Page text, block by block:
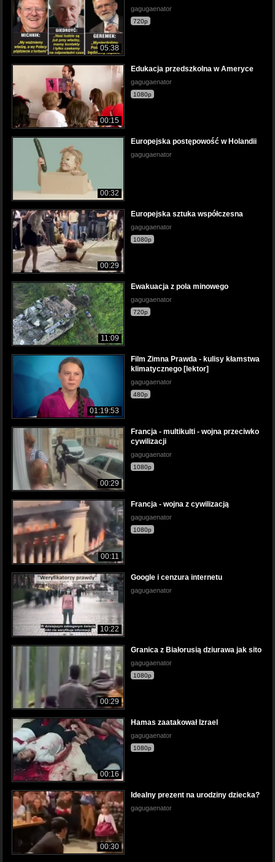
05:38
gagugaenator
720p
00:15
Edukacja przedszkolna w Ameryce
gagugaenator
1080p
00:32
Europejska postępowość w Holandii
gagugaenator
00:29
Europejska sztuka współczesna
gagugaenator
1080p
11:09
Ewakuacja z pola minowego
gagugaenator
720p
01:19:53
Film Zimna Prawda - kulisy kłamstwa
klimatycznego [lektor]
gagugaenator
480p
00:29
Francja - multikulti - wojna przeciwko
cywilizacji
gagugaenator
1080p
00:11
Francja - wojna z cywilizacją
gagugaenator
1080p
10:22
Google i cenzura internetu
gagugaenator
00:29
Granica z Białorusią dziurawa jak sito
gagugaenator
1080p
00:16
Hamas zaatakował Izrael
gagugaenator
1080p
00:30
Idealny prezent na urodziny dziecka?
gagugaenator